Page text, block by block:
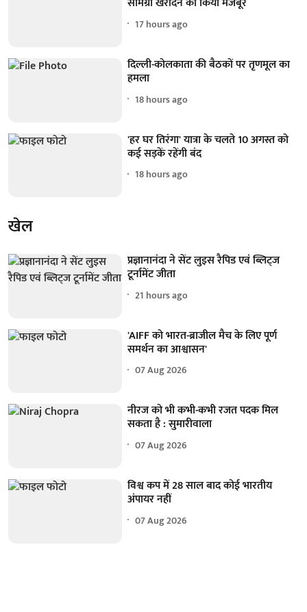
17 hours ago
दिल्ली-कोलकाता की बैठकों पर तृणमूल का
हमला
18 hours ago
'हर घर तिरंगा' यात्रा के चलते 10 अगस्त को
कई सड़कें रहेंगी बंद
18 hours ago
खेल
प्रज्ञानानंदा ने सेंट लुइस रैपिड एवं ब्लिट्ज
टूर्नामेंट जीता
21 hours ago
'AIFF को भारत-ब्राजील मैच के लिए पूर्ण
समर्थन का आश्वासन'
07 Aug 2026
नीरज को भी कभी-कभी रजत पदक मिल
सकता है : सुमारीवाला
07 Aug 2026
विश्व कप में 28 साल बाद कोई भारतीय
अंपायर नहीं
07 Aug 2026